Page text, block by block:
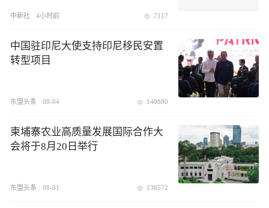
中新社 4小时前 7117
中国驻印尼大使支持印尼移民安置
转型项目
东盟头条 08-04 140880
柬埔寨农业高质量发展国际合作大
会将于8月20日举行
东盟头条 08-01 136572